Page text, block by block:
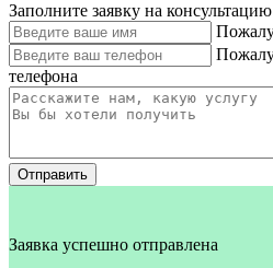
Заполните заявку на консультацию
телефона
Отправить
Заявка успешно отправлена